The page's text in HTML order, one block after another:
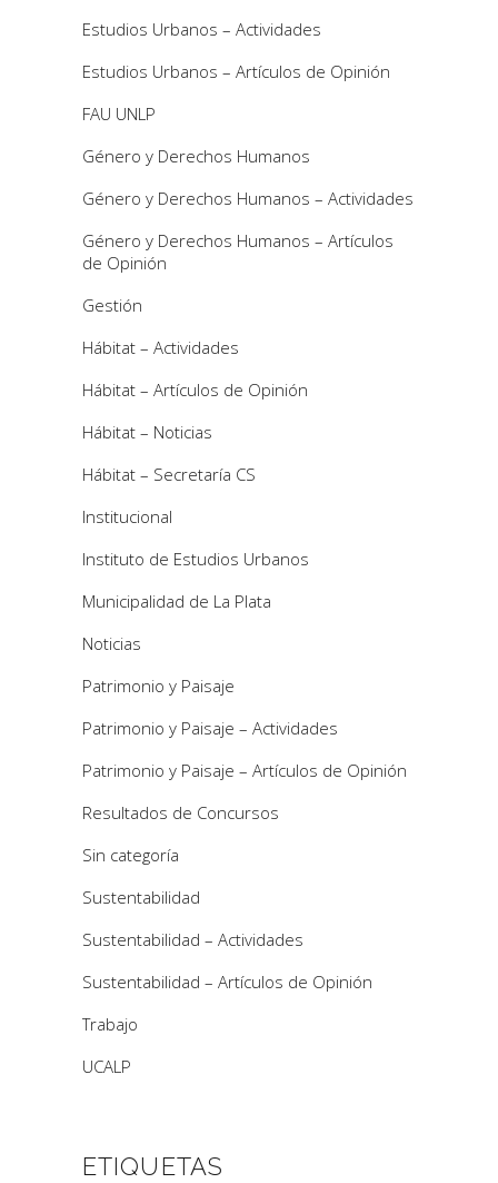
Estudios Urbanos – Actividades
Estudios Urbanos – Artículos de Opinión
FAU UNLP
Género y Derechos Humanos
Género y Derechos Humanos – Actividades
Género y Derechos Humanos – Artículos
de Opinión
Gestión
Hábitat – Actividades
Hábitat – Artículos de Opinión
Hábitat – Noticias
Hábitat – Secretaría CS
Institucional
Instituto de Estudios Urbanos
Municipalidad de La Plata
Noticias
Patrimonio y Paisaje
Patrimonio y Paisaje – Actividades
Patrimonio y Paisaje – Artículos de Opinión
Resultados de Concursos
Sin categoría
Sustentabilidad
Sustentabilidad – Actividades
Sustentabilidad – Artículos de Opinión
Trabajo
UCALP
ETIQUETAS